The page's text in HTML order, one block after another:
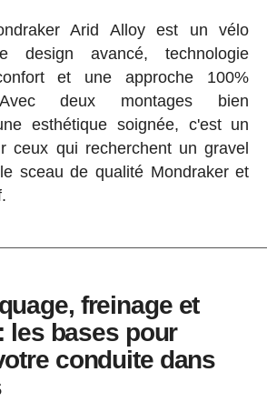
Arid Alloy est un vélo
design avancé, technologie
et une approche 100%
Avec deux montages bien
esthétique soignée, c'est un
ceux qui recherchent un gravel
sceau de qualité Mondraker et
freinage et
les bases pour
conduite dans